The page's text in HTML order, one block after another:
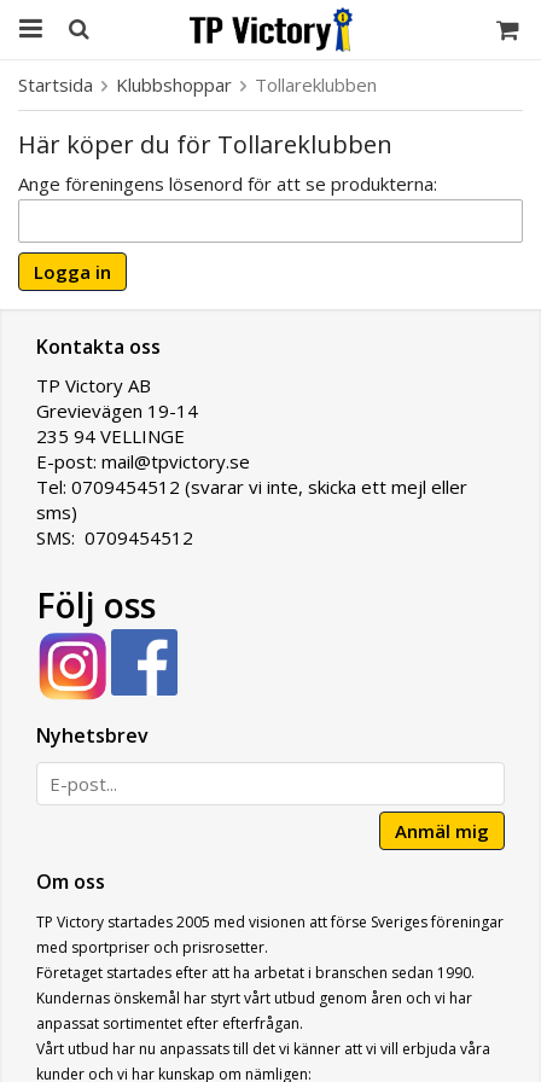
Startsida Klubbshoppar Tollareklubben
Här köper du för Tollareklubben
Ange föreningens lösenord för att se produkterna:
Logga in
Kontakta oss
TP Victory AB
Grevievägen 19-14
235 94 VELLINGE
E-post: mail@tpvictory.se
Tel: 0709454512 (svarar vi inte, skicka ett mejl eller
sms)
SMS: 0709454512
Följ oss
Nyhetsbrev
Anmäl mig
Om oss
TP Victory startades 2005 med visionen att förse Sveriges föreningar
med sportpriser och prisrosetter.
Företaget startades efter att ha arbetat i branschen sedan 1990.
Kundernas önskemål har styrt vårt utbud genom åren och vi har
anpassat sortimentet efter efterfrågan.
Vårt utbud har nu anpassats till det vi känner att vi vill erbjuda våra
kunder och vi har kunskap om nämligen: